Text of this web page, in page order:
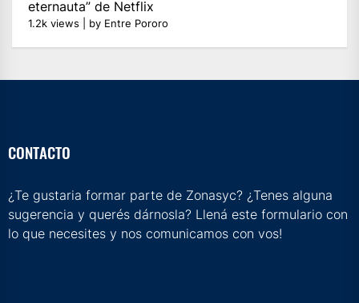
eternauta” de Netflix
1.2k views by Entre Pororo
CONTACTO
¿Te gustaria formar parte de Zonasyc? ¿Tenes alguna
sugerencia y querés dárnosla? Llená este formulario con
lo que necesites y nos comunicamos con vos!